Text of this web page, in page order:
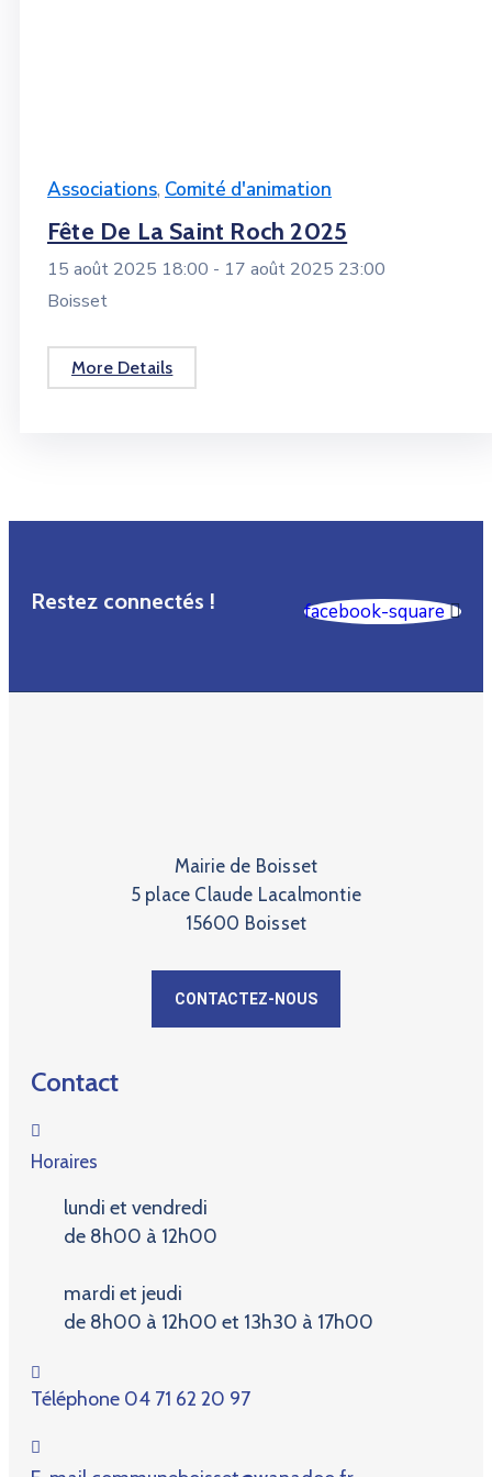
Associations, Comité d'animation
Fête De La Saint Roch 2025
15 août 2025 18:00 - 17 août 2025 23:00
Boisset
More Details
Restez connectés ! facebook-square
Mairie de Boisset
5 place Claude Lacalmontie
15600 Boisset
CONTACTEZ-NOUS
Contact
Horaires
lundi et vendredi
de 8h00 à 12h00
mardi et jeudi
de 8h00 à 12h00 et 13h30 à 17h00
Téléphone 04 71 62 20 97